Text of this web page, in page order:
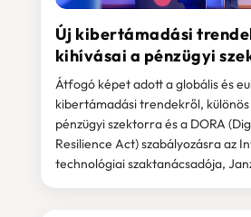
Új kibertámadási
kihívásai a pénzügyi
Átfogó képet adott a globális és
kibertámadási trendekről,
pénzügyi szektorra és a DORA
Resilience Act) szabályozásra az
technológiai szaktanácsadója,